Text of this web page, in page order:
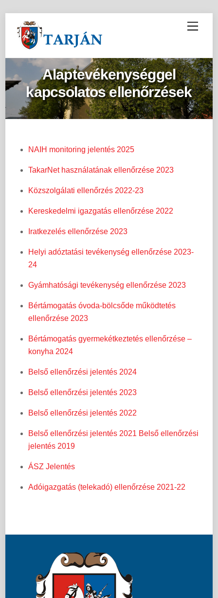
M
e
Alaptevékenységgel
kapcsolatos ellenőrzések
NAIH monitoring jelentés 2025
TakarNet használatának ellenőrzése 2023
Közszolgálati ellenőrzés 2022-23
Kereskedelmi igazgatás ellenőrzése 2022
Iratkezelés ellenőrzése 2023
Helyi adóztatási tevékenység ellenőrzése 2023-
24
Gyámhatósági tevékenység ellenőrzése 2023
Bértámogatás óvoda-bölcsőde működtetés
ellenőrzése 2023
Bértámogatás gyermekétkeztetés ellenőrzése –
konyha 2024
Belső ellenőrzési jelentés 2024
Belső ellenőrzési jelentés 2023
Belső ellenőrzési jelentés 2022
Belső ellenőrzési jelentés 2021 Belső ellenőrzési
jelentés 2019
ÁSZ Jelentés
Adóigazgatás (telekadó) ellenőrzése 2021-22